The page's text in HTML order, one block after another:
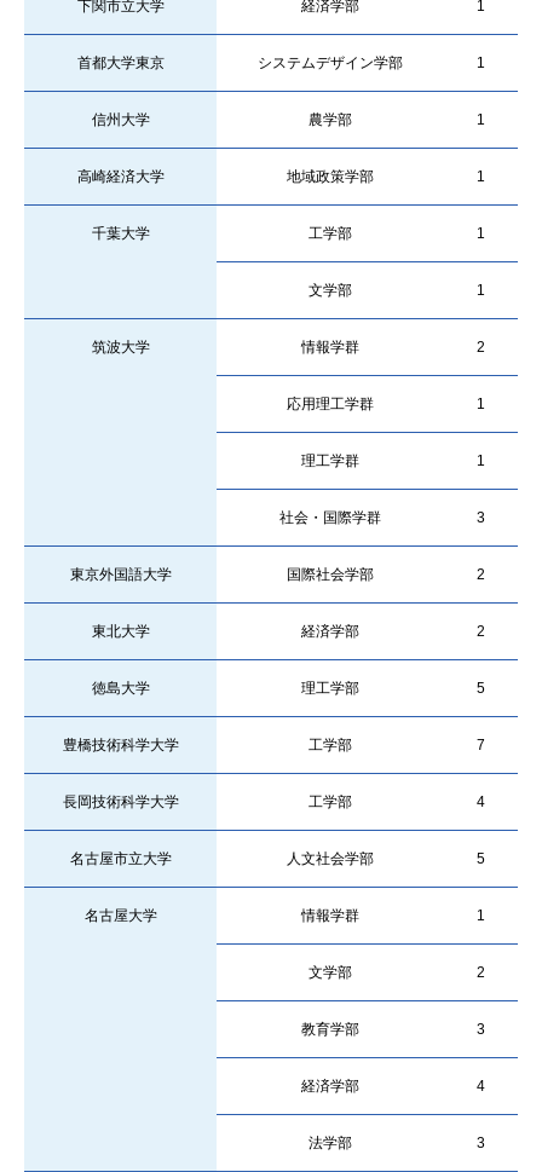
下関市立大学 経済学部 1
首都大学東京 システムデザイン学部 1
信州大学 農学部 1
高崎経済大学 地域政策学部 1
千葉大学 工学部 1
文学部 1
筑波大学 情報学群 2
応用理工学群 1
理工学群 1
社会・国際学群 3
東京外国語大学 国際社会学部 2
東北大学 経済学部 2
徳島大学 理工学部 5
豊橋技術科学大学 工学部 7
長岡技術科学大学 工学部 4
名古屋市立大学 人文社会学部 5
名古屋大学 情報学群 1
文学部 2
教育学部 3
経済学部 4
法学部 3